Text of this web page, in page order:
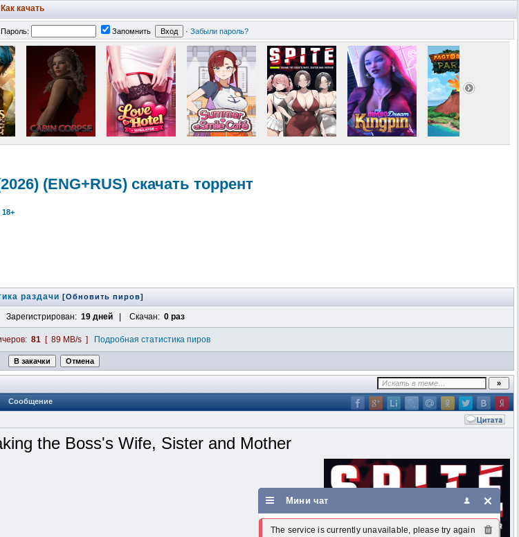
Как качать
Пароль: Запомнить · Забыли пароль?
(ENG+RUS) скачать торрент
раздачи [Обновить пиров]
19 дней| Скачан: 0 раз
81 [ 89 MB/s ] Подробная статистика пиров
Сообщение
the Boss's Wife, Sister and Mother
Мини чат
The service is currently unavailable, please try again